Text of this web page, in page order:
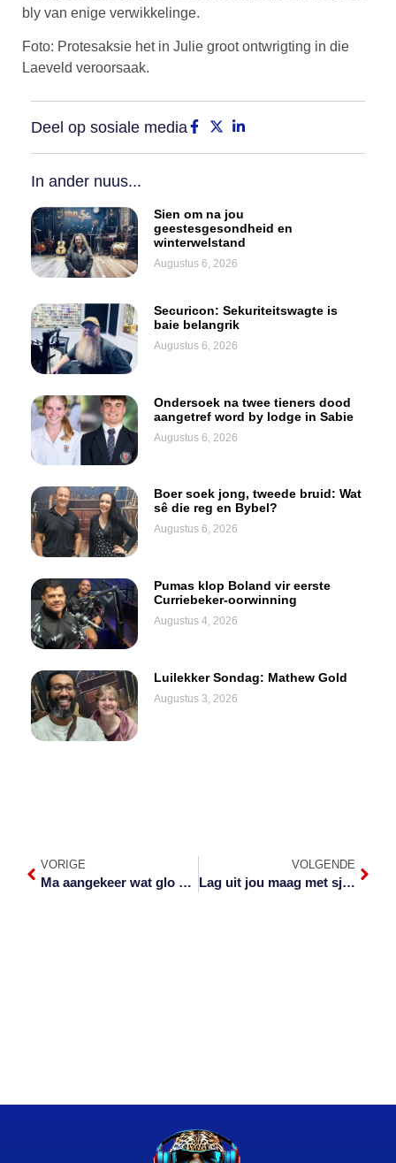
bly van enige verwikkelinge.
Foto: Protesaksie het in Julie groot ontwrigting in die
Laeveld veroorsaak.
Deel op sosiale media
In ander nuus...
Sien om na jou
geestesgesondheid en
winterwelstand
Augustus 6, 2026
Securicon: Sekuriteitswagte is
baie belangrik
Augustus 6, 2026
Ondersoek na twee tieners dood
aangetref word by lodge in Sabie
Augustus 6, 2026
Boer soek jong, tweede bruid: Wat
sê die reg en Bybel?
Augustus 6, 2026
Pumas klop Boland vir eerste
Curriebeker-oorwinning
Augustus 4, 2026
Luilekker Sondag: Mathew Gold
Augustus 3, 2026
VORIGE
Ma aangekeer wat glo baba in bosse weggooi
VOLGENDE
Lag uit jou maag met sjarmante Hans